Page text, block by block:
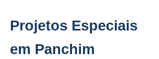
Projetos Especiais
em Panchim